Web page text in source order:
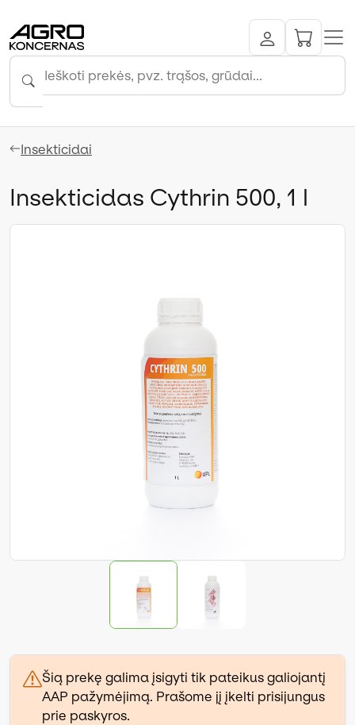
Insekticidai
Insekticidas Cythrin 500, 1 l
Šią prekę galima įsigyti tik pateikus galiojantį
AAP pažymėjimą. Prašome jį įkelti prisijungus
prie paskyros.